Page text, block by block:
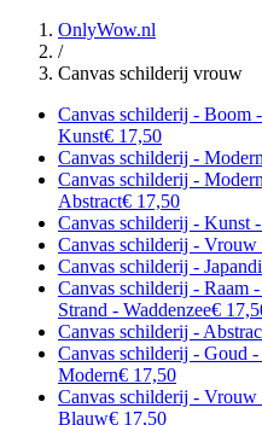
OnlyWow.nl
/
Canvas schilderij vrouw
Canvas schilderij - Boom
Kunst€ 17,50
Canvas schilderij -
Canvas schilderij -
Abstract€ 17,50
Canvas schilderij - Kunst
Canvas schilderij -
Canvas schilderij -
Canvas schilderij - Raam
Strand - Waddenzee€
Canvas schilderij -
Canvas schilderij - Goud
Modern€ 17,50
Canvas schilderij -
Blauw€ 17,50